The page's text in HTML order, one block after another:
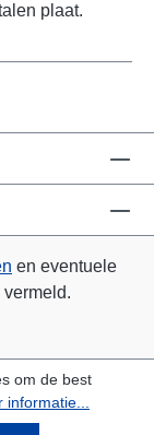
plaat.
en eventuele
om de best
informatie...